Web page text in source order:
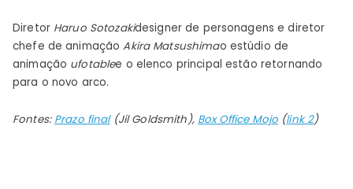
Diretor Haruo Sotozakidesigner de personagens e diretor
chefe de animaçãoAkira Matsushimao estúdio de
animação ufotablee o elenco principal estão retornando
para o novo arco.
Fontes: Prazo final(Jil Goldsmith), Box Office Mojo(link 2)